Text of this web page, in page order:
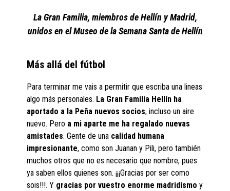
La Gran Familia, miembros de Hellín y Madrid,
unidos en el Museo de la Semana Santa de Hellín
Más allá del fútbol
Para terminar me vais a permitir que escriba una lineas
algo más personales. La Gran Familia Hellín ha
aportado a la Peña nuevos socios, incluso un aire
nuevo. Pero a mi aparte me ha regalado nuevas
amistades. Gente de una calidad humana
impresionante, como son Juanan y Pili, pero también
muchos otros que no es necesario que nombre, pues
ya saben ellos quienes son. ¡¡¡Gracias por ser como
sois!!!. Y gracias por vuestro enorme madridismo y